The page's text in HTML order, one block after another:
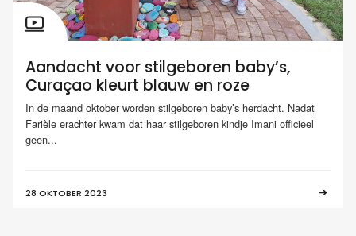
Aandacht voor stilgeboren baby’s,
Curaçao kleurt blauw en roze
In de maand oktober worden stilgeboren baby’s herdacht. Nadat
Farièle erachter kwam dat haar stilgeboren kindje Imani officieel
geen...
28 OKTOBER 2023